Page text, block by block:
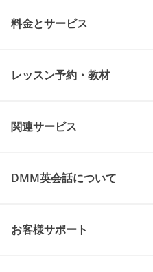
料金とサービス
レッスン予約・教材
関連サービス
DMM英会話について
お客様サポート